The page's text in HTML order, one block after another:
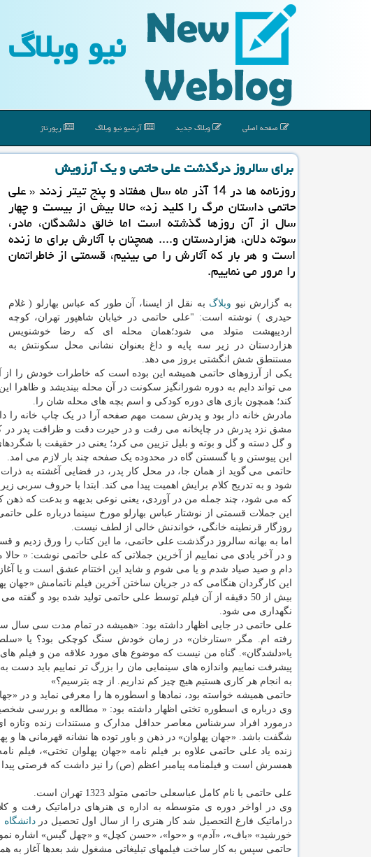
نیو وبلاگ
صفحه اصلی وبلاگ جدید آرشیو نیو وبلاگ رپورتاژ
برای سالروز درگذشت علی حاتمی و یك آرزویش
روزنامه ها در 14 آذر ماه سال هفتاد و پنج تیتر زدند « علی
حاتمی داستان مرگ را كلید زد» حالا بیش از بیست و چهار
سال از آن روزها گذشته است اما خالق دلشدگان، مادر،
سوته دلان، هزاردستان و.... همچنان با آثارش برای ما زنده
است و هر بار كه آثارش را می بینیم، قسمتی از خاطراتمان
را مرور می نماییم.
به گزارش نیو وبلاگ به نقل از ایسنا، آن طور که عباس بهارلو ( غلام
حیدری ) نوشته است: "علی حاتمی در خیابان شاهپور تهران، کوچه
اردیبهشت متولد می شود؛همان محله ای که رضا خوشنویس
هزاردستان در زیر سه پایه و داغ بعنوان نشانی محل سکونتش به
مستنطق شش انگشتی بروز می دهد.
یکی از آرزوهای حاتمی همیشه این بوده است که خاطرات خودش را از
می تواند دایم به دوره شورانگیز سکونت در آن محله بیندیشد و
کند؛ همچون بازی های دوره کودکی و اسم بچه های محله شان را.
مادرش خانه دار بود و پدرش سمت مهم صفحه آرا در یک چاپ خانه را
مشق نزد پدرش در چاپخانه می رفت و در حیرت دقت و ظرافت پدر در
و گل دسته و گل و بوته و بلیل تزیین می کرد؛ یعنی در حقیقت با
این پیوستن و یا گسستن گاه در محدوده یک صفحه چند بار لازم می امد.
حاتمی می گوید از همان جا، در محل کار پدر، در فضایی آغشته به
شود و به تدریج کلام برایش اهمیت پیدا می کند. ابتدا با حروف
که می شود، چند جمله من در آوردی، یعنی نوعی بدیهه و بدعت که ذهن
این جملات قسمتی از نوشتار عباس بهارلو مورخ سینما درباره علی
روزگار قرنطینه خانگی، خواندنش خالی از لطف نیست.
اما به بهانه سالروز درگذشت علی حاتمی، ما این کتاب را ورق زدیم و
و در آخر یادی می نماییم از آخرین جملاتی که علی حاتمی نوشت: « حالا
دام و صید صیاد شدم و یا می شوم و شاید این اختتام عشق است و یا
این کارگردان هنگامی که در جریان ساختن آخرین فیلم ناتمامش «جهان
بیش از 50 دقیقه از آن فیلم توسط علی حاتمی تولید شده بود و
نگهداری می شود.
علی حاتمی در جایی اظهار داشته بود: «همیشه در تمام مدت سی سال
رفته ام. مگر «ستارخان» در زمان خودش سنگ کوچکی بود؟ یا
یا«دلشدگان». گناه من نیست که موضوع های مورد علاقه من و فیلم
پیشرفت نماییم واندازه های سینمایی مان را بزرگ تر نماییم باید دست
به انجام هر کاری هستیم هیچ چیز کم نداریم. از چه بترسیم؟»
حاتمی همیشه خواسته بود، نمادها و اسطوره ها را معرفی نماید و در
وی درباره ی اسطوره تختی اظهار داشته بود: « مطالعه و بررسی
درمورد افراد سرشناس معاصر حداقل مدارک و مستندات زنده وتازه
شگفت باشد. «جهان پهلوان» در ذهن و باور توده ها نشانه قهرمانی ها و
زنده یاد علی حاتمی علاوه بر فیلم نامه «جهان پهلوان تختی»،
همسرش است و فیلمنامه پیامبر اعظم (ص) را نیز داشت که فرصتی پیدا
علی حاتمی با نام کامل عباسعلی حاتمی متولد 1323 تهران است.
وی در اواخر دوره ی متوسطه به اداره ی هنرهای دراماتیک رفت و
دراماتیک فارغ التحصیل شد کار هنری را از سال اول تحصیل دردانشگاه
خورشید» «باف»، «آدم» و «حوا»، «حسن کچل» و «چهل گیس» اشاره
حاتمی سپس به کار ساخت فیلمهای تبلیغاتی مشغول شد بعدها آغاز به